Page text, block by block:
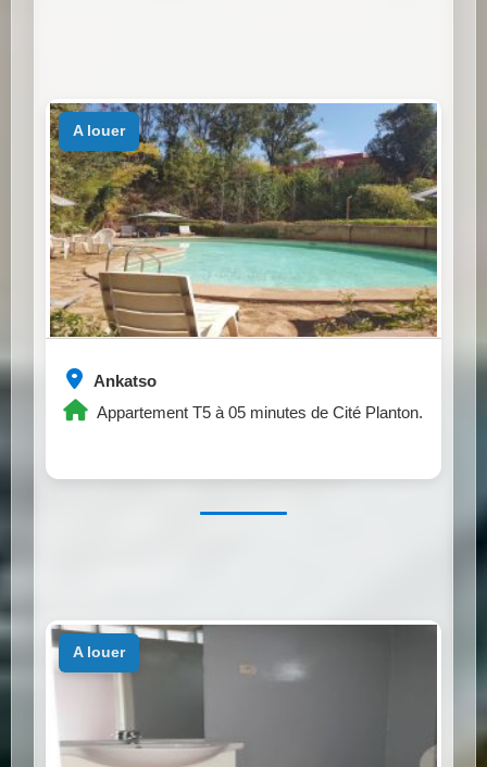
Ankatso
Appartement T5 à 05 minutes de Cité Planton.
a louer
a louer